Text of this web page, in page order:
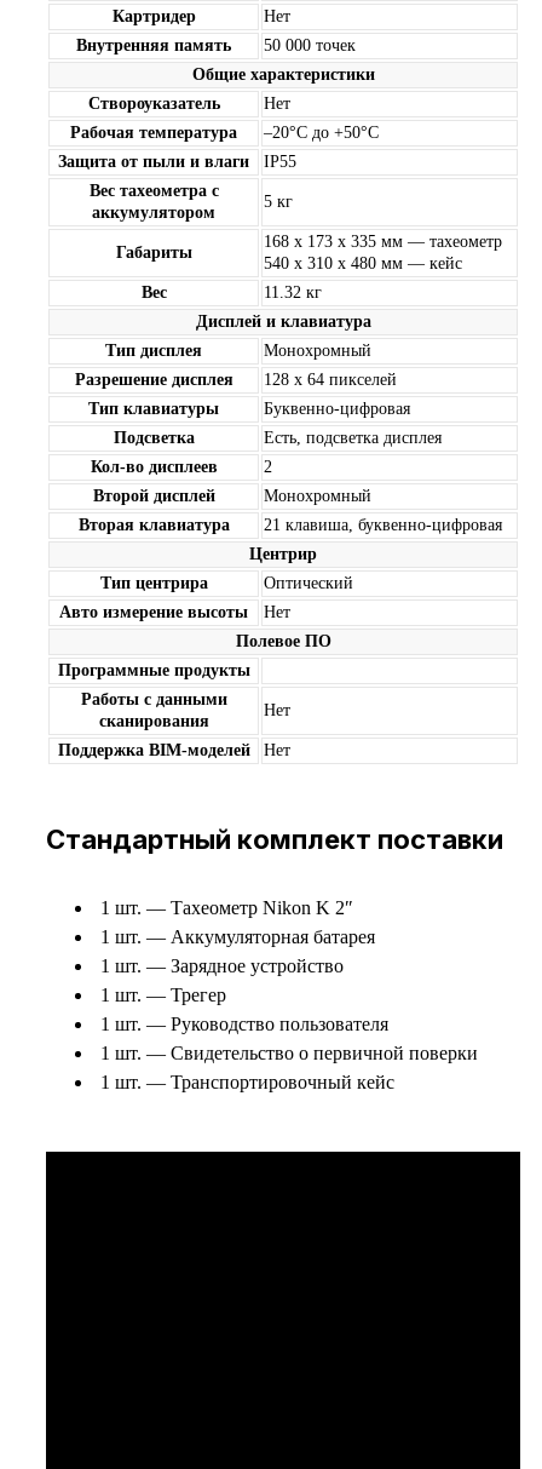
Картридер
Нет
Внутренняя память
50 000 точек
Общие характеристики
Створоуказатель
Нет
Рабочая температура
–20°C до +50°C
Защита от пыли и влаги
IP55
Вес тахеометра с
аккумулятором
5 кг
Габариты
168 x 173 x 335 мм — тахеометр
540 x 310 x 480 мм — кейс
Вес
11.32 кг
Дисплей и клавиатура
Тип дисплея
Монохромный
Разрешение дисплея
128 х 64 пикселей
Тип клавиатуры
Буквенно-цифровая
Подсветка
Есть, подсветка дисплея
Кол-во дисплеев
2
Второй дисплей
Монохромный
Вторая клавиатура
21 клавиша, буквенно-цифровая
Центрир
Тип центрира
Оптический
Авто измерение высоты
Нет
Полевое ПО
Программные продукты
Работы c данными
сканирования
Нет
Поддержка BIM-моделей Нет
Стандартный комплект поставки
1 шт. — Тахеометр Nikon K 2″
1 шт. — Аккумуляторная батарея
1 шт. — Зарядное устройство
1 шт. — Трегер
1 шт. — Руководство пользователя
1 шт. — Свидетельство о первичной поверки
1 шт. — Транспортировочный кейс